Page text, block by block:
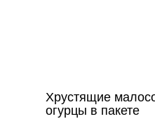
Хрустящие
огурцы в пакете